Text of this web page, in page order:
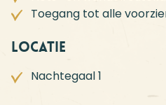
Toegang tot alle
Locatie
Nachtegaal 1